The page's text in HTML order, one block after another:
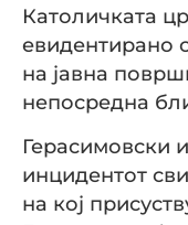
Католичката
евидентирано
на јавна
непосредна
Герасимовски
инцидентот
на кој